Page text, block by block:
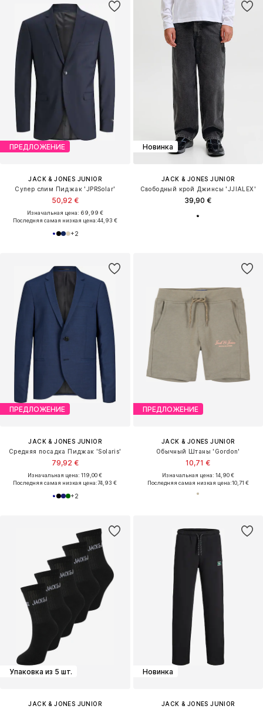
ПРЕДЛОЖЕНИЕ
JACK & JONES JUNIOR
Cупер слим Пиджак 'JPRSolar'
50,92 €
Изначальная цена: 69,99 €
Последняя самая низкая цена:44,93 €
+2
Новинка
JACK & JONES JUNIOR
Свободный крой Джинсы 'JJIALEX'
39,90 €
ПРЕДЛОЖЕНИЕ
JACK & JONES JUNIOR
Средняя посадка Пиджак 'Solaris'
79,92 €
Изначальная цена: 119,00 €
Последняя самая низкая цена:74,93 €
+2
ПРЕДЛОЖЕНИЕ
JACK & JONES JUNIOR
Обычный Штаны 'Gordon'
10,71 €
Изначальная цена: 14,90 €
Последняя самая низкая цена:10,71 €
Упаковка из 5 шт.
JACK & JONES JUNIOR
Новинка
JACK & JONES JUNIOR